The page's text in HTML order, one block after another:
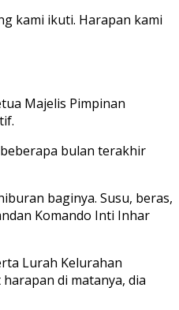
kami ikuti. Harapan kami
Majelis Pimpinan
bulan terakhir
baginya. Susu, beras,
Komando Inti Inhar
Lurah Kelurahan
di matanya, dia